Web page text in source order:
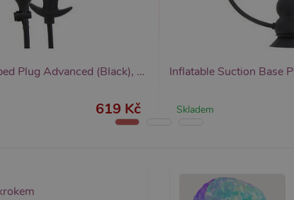
Inflatable Ribbed Plug Advanced (Black), nafukovací anální kolík
619 Kč Skladem